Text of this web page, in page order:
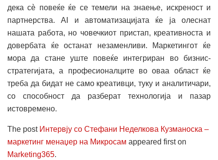
дека сè повеќе ќе се темели на знаење, искреност и
партнерства. AI и автоматизацијата ќе ја олеснат
нашата работа, но човечкиот пристап, креативноста и
довербата ќе останат незаменливи. Маркетингот ќе
мора да стане уште повеќе интегриран во бизнис-
стратегијата, а професионалците во оваа област ќе
треба да бидат не само креативци, туку и аналитичари,
со способност да разберат технологија и пазар
истовремено.
The post Интервју со Стефани Неделкова Кузманоска –
маркетинг менаџер на Микросам appeared first on
Marketing365.